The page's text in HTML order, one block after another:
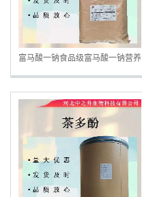
富马酸一钠食品级富马酸一钠营养
强化剂现货